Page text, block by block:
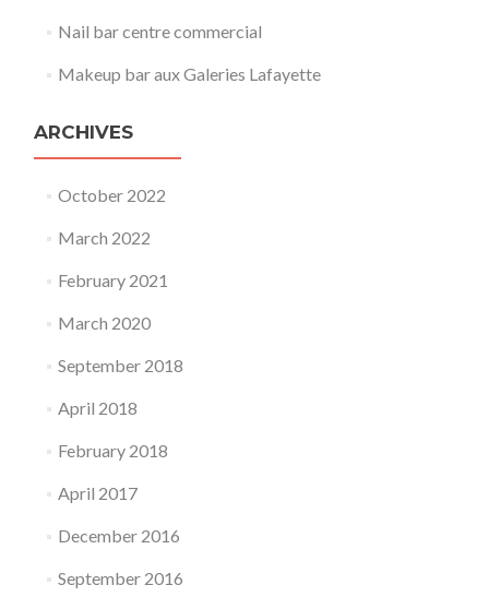
Nail bar centre commercial
Makeup bar aux Galeries Lafayette
ARCHIVES
October 2022
March 2022
February 2021
March 2020
September 2018
April 2018
February 2018
April 2017
December 2016
September 2016